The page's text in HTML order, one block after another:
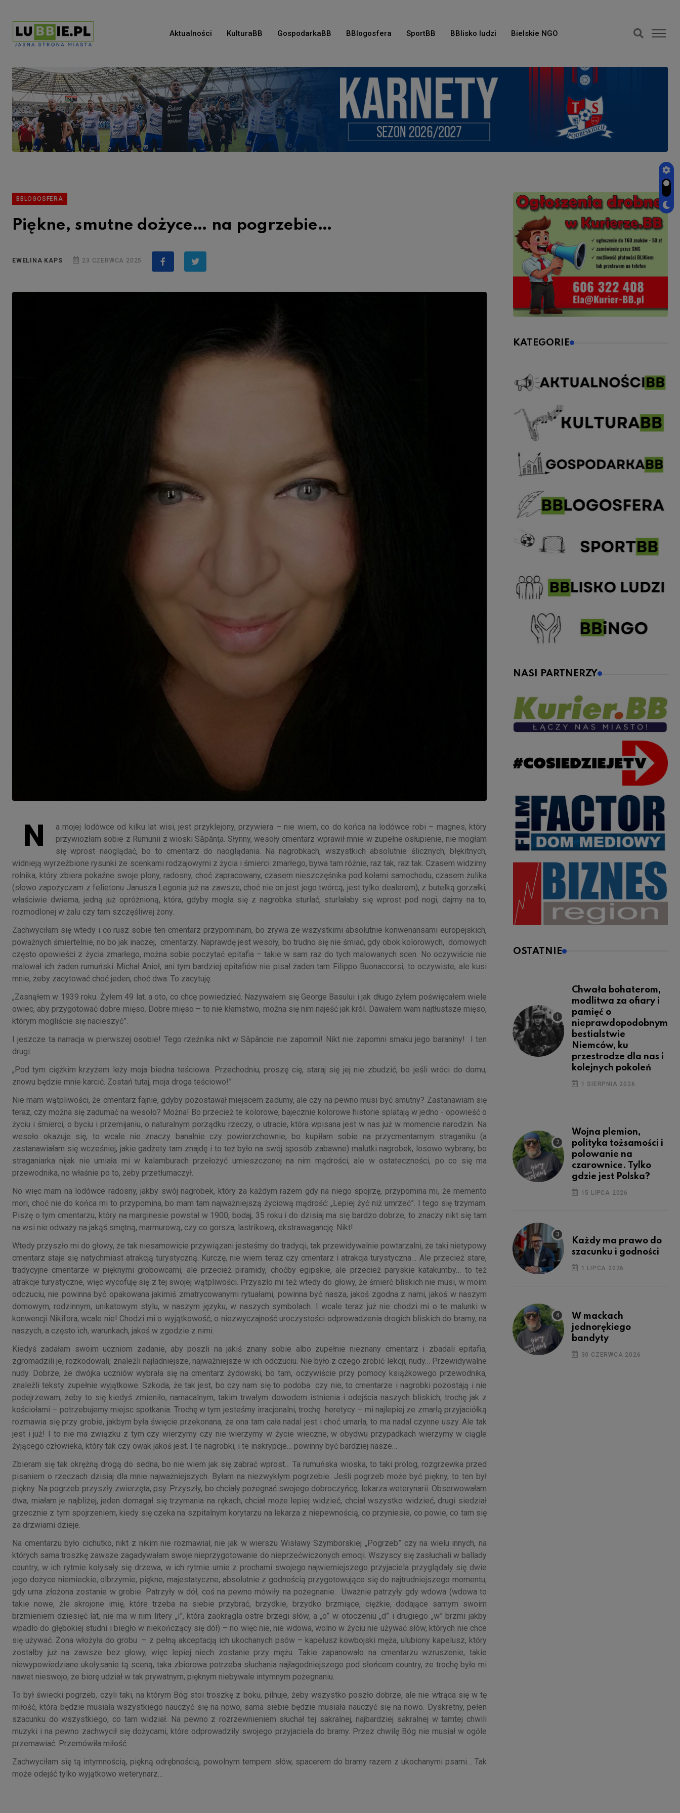
Aktualności KulturaBB GospodarkaBB BBlogosfera SportBB BBlisko ludzi Bielskie NGO
BBLOGOSFERA
Piękne, smutne dożyce… na pogrzebie…
EWELINA KAPS 23 CZERWCA 2025
N
a mojej lodówce od kilku lat wisi, jest przyklejony, przywiera – nie wiem, co do końca na lodówce robi – magnes, który
przywiozłam sobie z Rumunii z wioski Săpânţa. Słynny, wesoły cmentarz wprawił mnie w zupełne osłupienie, nie mogłam
się wprost naoglądać, bo to cmentarz do naoglądania. Na nagrobkach, wszystkich absolutnie ślicznych, błękitnych,
widnieją wyrzeźbione rysunki ze scenkami rodzajowymi z życia i śmierci zmarłego, bywa tam różnie, raz tak, raz tak. Czasem widzimy
rolnika, który zbiera pokaźne swoje plony, radosny, choć zapracowany, czasem nieszczęśnika pod kołami samochodu, czasem żulika
(słowo zapożyczam z felietonu Janusza Legonia już na zawsze, choć nie on jest jego twórcą, jest tylko dealerem), z butelką gorzałki,
właściwie dwiema, jedną już opróżnioną, która, gdyby mogła się z nagrobka sturlać, sturlałaby się wprost pod nogi, dajmy na to,
rozmodlonej w żalu czy tam szczęśliwej żony.
Zachwyciłam się wtedy i co rusz sobie ten cmentarz przypominam, bo zrywa ze wszystkimi absolutnie konwenansami europejskich,
poważnych śmiertelnie, no bo jak inaczej, cmentarzy. Naprawdę jest wesoły, bo trudno się nie śmiać, gdy obok kolorowych, domowych
często opowieści z życia zmarłego, można sobie poczytać epitafia – takie w sam raz do tych malowanych scen. No oczywiście nie
malował ich żaden rumuński Michał Anioł, ani tym bardziej epitafiów nie pisał żaden tam Filippo Buonaccorsi, to oczywiste, ale kusi
mnie, żeby zacytować choć jeden, choć dwa. To zacytuję:
„Zasnąłem w 1939 roku. Żyłem 49 lat. a oto, co chcę powiedzieć. Nazywałem się George Basului i jak długo żyłem poświęcałem wiele
owiec, aby przygotować dobre mięso. Dobre mięso – to nie kłamstwo, można się nim najeść jak król. Dawałem wam najtłustsze mięso,
którym mogliście się nacieszyć”.
I jeszcze ta narracja w pierwszej osobie! Tego rzeźnika nikt w Săpâncie nie zapomni! Nikt nie zapomni smaku jego baraniny! I ten
drugi:
„Pod tym ciężkim krzyżem leży moja biedna teściowa. Przechodniu, proszę cię, staraj się jej nie zbudzić, bo jeśli wróci do domu,
znowu będzie mnie karcić. Zostań tutaj, moja droga teściowo!”
Nie mam wątpliwości, że cmentarz fajnie, gdyby pozostawał miejscem zadumy, ale czy na pewno musi być smutny? Zastanawiam się
teraz, czy można się zadumać na wesoło? Można! Bo przecież te kolorowe, bajecznie kolorowe historie splatają w jedno - opowieść o
życiu i śmierci, o byciu i przemijaniu, o naturalnym porządku rzeczy, o utracie, która wpisana jest w nas już w momencie narodzin. Na
wesoło okazuje się, to wcale nie znaczy banalnie czy powierzchownie, bo kupiłam sobie na przycmentarnym straganiku (a
zastanawiałam się wcześniej, jakie gadżety tam znajdę i to też było na swój sposób zabawne) malutki nagrobek, losowo wybrany, bo
straganiarka nijak nie umiała mi w kalamburach przełożyć umieszczonej na nim mądrości, ale w ostateczności, po co się ma
przewodnika, no właśnie po to, żeby przetłumaczył.
No więc mam na lodówce radosny, jakby swój nagrobek, który za każdym razem gdy na niego spojrzę, przypomina mi, że memento
mori, choć nie do końca mi to przypomina, bo mam tam najważniejszą życiową mądrość: „Lepiej żyć niż umrzeć”. I tego się trzymam.
Piszę o tym cmentarzu, który na marginesie powstał w 1900, bodaj, 35 roku i do dzisiaj ma się bardzo dobrze, to znaczy nikt się tam
na wsi nie odważy na jakąś smętną, marmurową, czy co gorsza, lastrikową, ekstrawagancję. Nikt!
Wtedy przyszło mi do głowy, że tak niesamowicie przywiązani jesteśmy do tradycji, tak przewidywalnie powtarzalni, że taki nietypowy
cmentarz staje się natychmiast atrakcją turystyczną. Kurczę, nie wiem teraz czy cmentarz i atrakcja turystyczna… Ale przecież stare,
tradycyjne cmentarze w pięknymi grobowcami, ale przecież piramidy, choćby egipskie, ale przecież paryskie katakumby… to też
atrakcje turystyczne, więc wycofuję się z tej swojej wątpliwości. Przyszło mi też wtedy do głowy, że śmierć bliskich nie musi, w moim
odczuciu, nie powinna być opakowana jakimiś zmatrycowanymi rytuałami, powinna być nasza, jakoś zgodna z nami, jakoś w naszym
domowym, rodzinnym, unikatowym stylu, w naszym języku, w naszych symbolach. I wcale teraz już nie chodzi mi o te malunki w
konwencji Nikifora, wcale nie! Chodzi mi o wyjątkowość, o niezwyczajność uroczystości odprowadzenia drogich bliskich do bramy, na
naszych, a często ich, warunkach, jakoś w zgodzie z nimi.
Kiedyś zadałam swoim uczniom zadanie, aby poszli na jakiś znany sobie albo zupełnie nieznany cmentarz i zbadali epitafia,
zgromadzili je, rozkodowali, znaleźli najładniejsze, najważniejsze w ich odczuciu. Nie było z czego zrobić lekcji, nudy… Przewidywalne
nudy. Dobrze, że dwójka uczniów wybrała się na cmentarz żydowski, bo tam, oczywiście przy pomocy książkowego przewodnika,
znaleźli teksty zupełnie wyjątkowe. Szkoda, że tak jest, bo czy nam się to podoba czy nie, to cmentarze i nagrobki pozostają i nie
podejrzewam, żeby to się kiedyś zmieniło, namacalnym, takim trwałym dowodem istnienia i odejścia naszych bliskich, trochę jak z
kościołami – potrzebujemy miejsc spotkania. Trochę w tym jesteśmy irracjonalni, trochę heretycy – mi najlepiej ze zmarłą przyjaciółką
rozmawia się przy grobie, jakbym była święcie przekonana, że ona tam cała nadal jest i choć umarła, to ma nadal czynne uszy. Ale tak
jest i już! I to nie ma związku z tym czy wierzymy czy nie wierzymy w życie wieczne, w obydwu przypadkach wierzymy w ciągle
żyjącego człowieka, który tak czy owak jakoś jest. I te nagrobki, i te inskrypcje… powinny być bardziej nasze…
Zbieram się tak okrężną drogą do sedna, bo nie wiem jak się zabrać wprost… Ta rumuńska wioska, to taki prolog, rozgrzewka przed
pisaniem o rzeczach dzisiaj dla mnie najważniejszych. Byłam na niezwykłym pogrzebie. Jeśli pogrzeb może być piękny, to ten był
piękny. Na pogrzeb przyszły zwierzęta, psy. Przyszły, bo chciały pożegnać swojego dobroczyńcę, lekarza weterynarii. Obserwowałam
dwa, miałam je najbliżej, jeden domagał się trzymania na rękach, chciał może lepiej widzieć, chciał wszystko widzieć, drugi siedział
grzecznie z tym spojrzeniem, kiedy się czeka na szpitalnym korytarzu na lekarza z niepewnością, co przyniesie, co powie, co tam się
za drzwiami dzieje.
Na cmentarzu było cichutko, nikt z nikim nie rozmawiał, nie jak w wierszu Wisławy Szymborskiej „Pogrzeb” czy na wielu innych, na
których sama troszkę zawsze zagadywałam swoje nieprzygotowanie do nieprzećwiczonych emocji. Wszyscy się zasłuchali w ballady
country, w ich rytmie kołysały się drzewa, w ich rytmie urnie z prochami swojego najwierniejszego przyjaciela przyglądały się dwie
jego dożyce niemieckie, olbrzymie, piękne, majestatyczne, absolutnie z godnością przygotowujące się do najtrudniejszego momentu,
gdy urna złożona zostanie w grobie. Patrzyły w dół, coś na pewno mówiły na pożegnanie. Uważnie patrzyły gdy wdowa (wdowa to
takie nowe, źle skrojone imię, które trzeba na siebie przybrać, brzydkie, brzydko brzmiące, ciężkie, dodające samym swoim
brzmieniem dziesięć lat, nie ma w nim litery „i”, która zaokrągla ostre brzegi słów, a „o” w otoczeniu „d” i drugiego „w” brzmi jakby
wpadło do głębokiej studni i biegło w niekończący się dół) – no więc nie, nie wdowa, wolno w życiu nie używać słów, których nie chce
się używać. Żona włożyła do grobu – z pełną akceptacją ich ukochanych psów – kapelusz kowbojski męża, ulubiony kapelusz, który
zostałby już na zawsze bez głowy, więc lepiej niech zostanie przy mężu. Takie zapanowało na cmentarzu wzruszenie, takie
niewypowiedziane ukołysanie tą sceną, taka zbiorowa potrzeba słuchania najłagodniejszego pod słońcem country, że trochę było mi
nawet nieswojo, że biorę udział w tak prywatnym, pięknym niebywale intymnym pożegnaniu.
To był świecki pogrzeb, czyli taki, na którym Bóg stoi troszkę z boku, pilnuje, żeby wszystko poszło dobrze, ale nie wtrąca się w tę
miłość, która będzie musiała wszystkiego nauczyć się na nowo, sama siebie będzie musiała nauczyć się na nowo. Dyskretny, pełen
szacunku do wszystkiego, co tam widział. Na pewno z rozrzewnieniem słuchał tej sakralnej, najbardziej sakralnej w tamtej chwili
muzyki i na pewno zachwycił się dożycami, które odprowadziły swojego przyjaciela do bramy. Przez chwilę Bóg nie musiał w ogóle
przemawiać. Przemówiła miłość.
Zachwyciłam się tą intymnością, piękną odrębnością, powolnym tempem słów, spacerem do bramy razem z ukochanymi psami… Tak
może odejść tylko wyjątkowo weterynarz…
KATEGORIE
NASI PARTNERZY
OSTATNIE
Chwała bohaterom,
modlitwa za ofiary i
pamięć o
nieprawdopodobnym
bestialstwie
Niemców, ku
przestrodze dla nas i
kolejnych pokoleń
1 SIERPNIA 2026
Wojna plemion,
polityka tożsamości i
polowanie na
czarownice. Tylko
gdzie jest Polska?
15 LIPCA 2026
Każdy ma prawo do
szacunku i godności
1 LIPCA 2026
W mackach
jednorękiego
bandyty
30 CZERWCA 2026